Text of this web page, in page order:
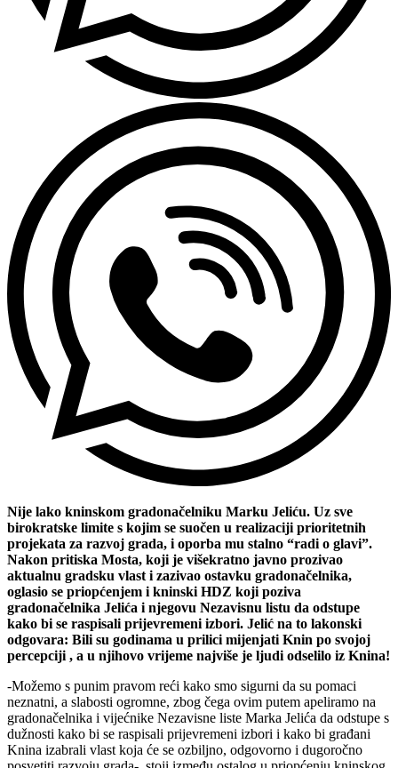
Nije lako kninskom gradonačelniku Marku Jeliću. Uz sve
birokratske limite s kojim se suočen u realizaciji prioritetnih
projekata za razvoj grada, i oporba mu stalno “radi o glavi”.
Nakon pritiska Mosta, koji je višekratno javno prozivao
aktualnu gradsku vlast i zazivao ostavku gradonačelnika,
oglasio se priopćenjem i kninski HDZ koji poziva
gradonačelnika Jelića i njegovu Nezavisnu listu da odstupe
kako bi se raspisali prijevremeni izbori. Jelić na to lakonski
odgovara: Bili su godinama u prilici mijenjati Knin po svojoj
percepciji , a u njihovo vrijeme najviše je ljudi odselilo iz Knina!
-Možemo s punim pravom reći kako smo sigurni da su pomaci
neznatni, a slabosti ogromne, zbog čega ovim putem apeliramo na
gradonačelnika i vijećnike Nezavisne liste Marka Jelića da odstupe s
dužnosti kako bi se raspisali prijevremeni izbori i kako bi građani
Knina izabrali vlast koja će se ozbiljno, odgovorno i dugoročno